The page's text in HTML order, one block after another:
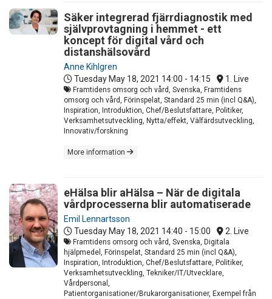
Säker integrerad fjärrdiagnostik med
självprovtagning i hemmet - ett
koncept för digital vård och
distanshälsovård
Anne Kihlgren
Tuesday May 18, 2021 14:00 - 14:15 1. Live
Framtidens omsorg och vård, Svenska, Framtidens
omsorg och vård, Förinspelat, Standard 25 min (incl Q&A),
Inspiration, Introduktion, Chef/Beslutsfattare, Politiker,
Verksamhetsutveckling, Nytta/effekt, Välfärdsutveckling,
Innovativ/forskning
More information
eHälsa blir aHälsa – När de digitala
vårdprocesserna blir automatiserade
Emil Lennartsson
Tuesday May 18, 2021 14:40 - 15:00 2. Live
Framtidens omsorg och vård, Svenska, Digitala
hjälpmedel, Förinspelat, Standard 25 min (incl Q&A),
Inspiration, Introduktion, Chef/Beslutsfattare, Politiker,
Verksamhetsutveckling, Tekniker/IT/Utvecklare,
Vårdpersonal,
Patientorganisationer/Brukarorganisationer, Exempel från